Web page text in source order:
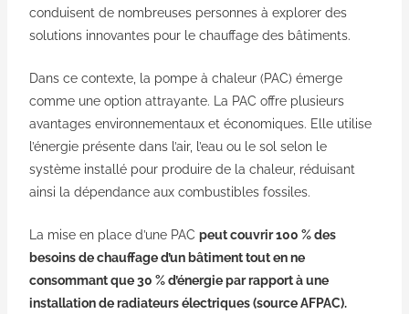
conduisent de nombreuses personnes à explorer des
solutions innovantes pour le chauffage des bâtiments.
Dans ce contexte, la pompe à chaleur (PAC) émerge
comme une option attrayante. La PAC offre plusieurs
avantages environnementaux et économiques. Elle utilise
l’énergie présente dans l’air, l’eau ou le sol selon le
système installé pour produire de la chaleur, réduisant
ainsi la dépendance aux combustibles fossiles.
La mise en place d’une PAC peut couvrir 100 % des
besoins de chauffage d’un bâtiment tout en ne
consommant que 30 % d’énergie par rapport à une
installation de radiateurs électriques (source AFPAC).